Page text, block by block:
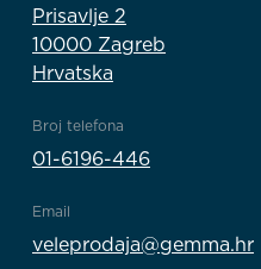
Prisavlje 2
10000 Zagreb
Hrvatska
Broj telefona
01-6196-446
Email
veleprodaja@gemma.hr